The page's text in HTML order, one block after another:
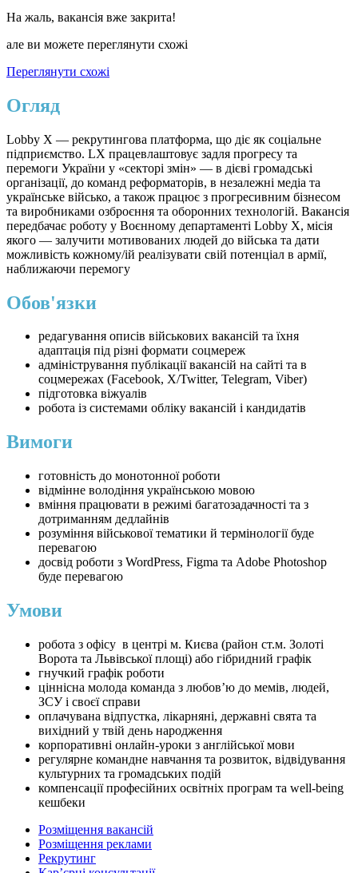
На жаль, вакансія вже закрита!
але ви можете переглянути схожі
Переглянути схожі
Огляд
Lobby X — рекрутингова платформа, що діє як соціальне
підприємство. LX працевлаштовує задля прогресу та
перемоги України у «секторі змін» — в дієві громадські
організації, до команд реформаторів, в незалежні медіа та
українське військо, а також працює з прогресивним бізнесом
та виробниками озброєння та оборонних технологій. Вакансія
передбачає роботу у Воєнному департаменті Lobby X, місія
якого — залучити мотивованих людей до війська та дати
можливість кожному/ій реалізувати свій потенціал в армії,
наближаючи перемогу
Обов'язки
редагування описів військових вакансій та їхня
адаптація під різні формати соцмереж
адміністрування публікації вакансій на сайті та в
соцмережах (Facebook, X/Twitter, Telegram, Viber)
підготовка віжуалів
робота із системами обліку вакансій і кандидатів
Вимоги
готовність до монотонної роботи
відмінне володіння українською мовою
вміння працювати в режимі багатозадачності та з
дотриманням дедлайнів
розуміння військової тематики й термінології буде
перевагою
досвід роботи з WordPress, Figma та Adobe Photoshop
буде перевагою
Умови
робота з офісу в центрі м. Києва (район ст.м. Золоті
Ворота та Львівської площі) або гібридний графік
гнучкий графік роботи
ціннісна молода команда з любовʼю до мемів, людей,
ЗСУ і своєї справи
оплачувана відпустка, лікарняні, державні свята та
вихідний у твій день народження
корпоративні онлайн-уроки з англійської мови
регулярне командне навчання та розвиток, відвідування
культурних та громадських подій
компенсації професійних освітніх програм та well-being
кешбеки
Розміщення вакансій
Розміщення реклами
Рекрутинг